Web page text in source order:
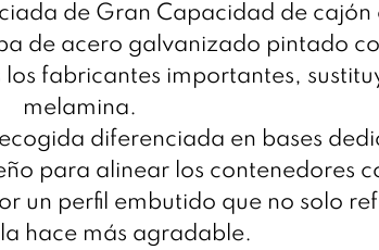
de Gran Capacidad de
de acero galvanizado pintado
fabricantes importantes,
melamina.
diferenciada en bases
para alinear los contenedores
un perfil embutido que no solo
hace más agradable.